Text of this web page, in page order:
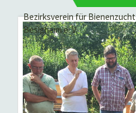
Bezirksverein für Bienenzucht
Besigheim e. V.